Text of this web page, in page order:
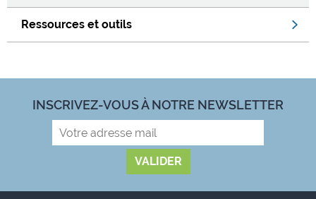
Ressources et outils
INSCRIVEZ-VOUS À NOTRE NEWSLETTER